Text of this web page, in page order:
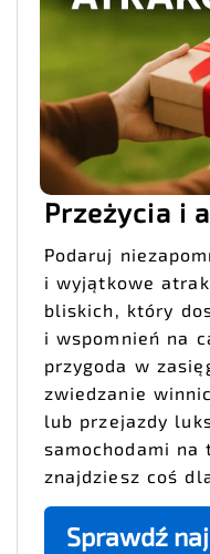
Przeżycia i
Podaruj
i wyjątkowe
bliskich, który
i wspomnień na
przygoda w
zwiedzanie
lub przejazdy
samochodami
znajdziesz coś
Sprawdź